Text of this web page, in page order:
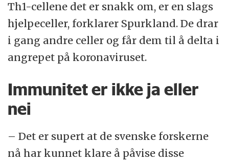
Th1-cellene det er snakk om, er en slags
hjelpeceller, forklarer Spurkland. De drar
i gang andre celler og får dem til å delta i
angrepet på koronaviruset.
Immunitet er ikke ja eller
nei
– Det er supert at de svenske forskerne
nå har kunnet klare å påvise disse